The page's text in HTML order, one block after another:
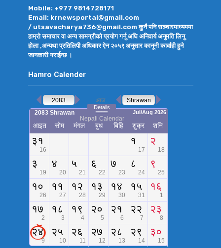
Mobile: +977 9814728171
Email: krnewsportal@gmail.com
/ utsavacharya736@gmail.com कुनै पनि सञ्चारमाध्यममा
हाम्रो समाचार वा अन्य सामग्रीको प्रयोग गर्नु अघि अनिवार्य अनुमति लिनु
होला ,अन्यथा प्रतिलिपी अधिकार ऐन २०५९ अनुसार कानूनी कार्वाही हुने
जानकारी गराईन्छ ।
Hamro Calender